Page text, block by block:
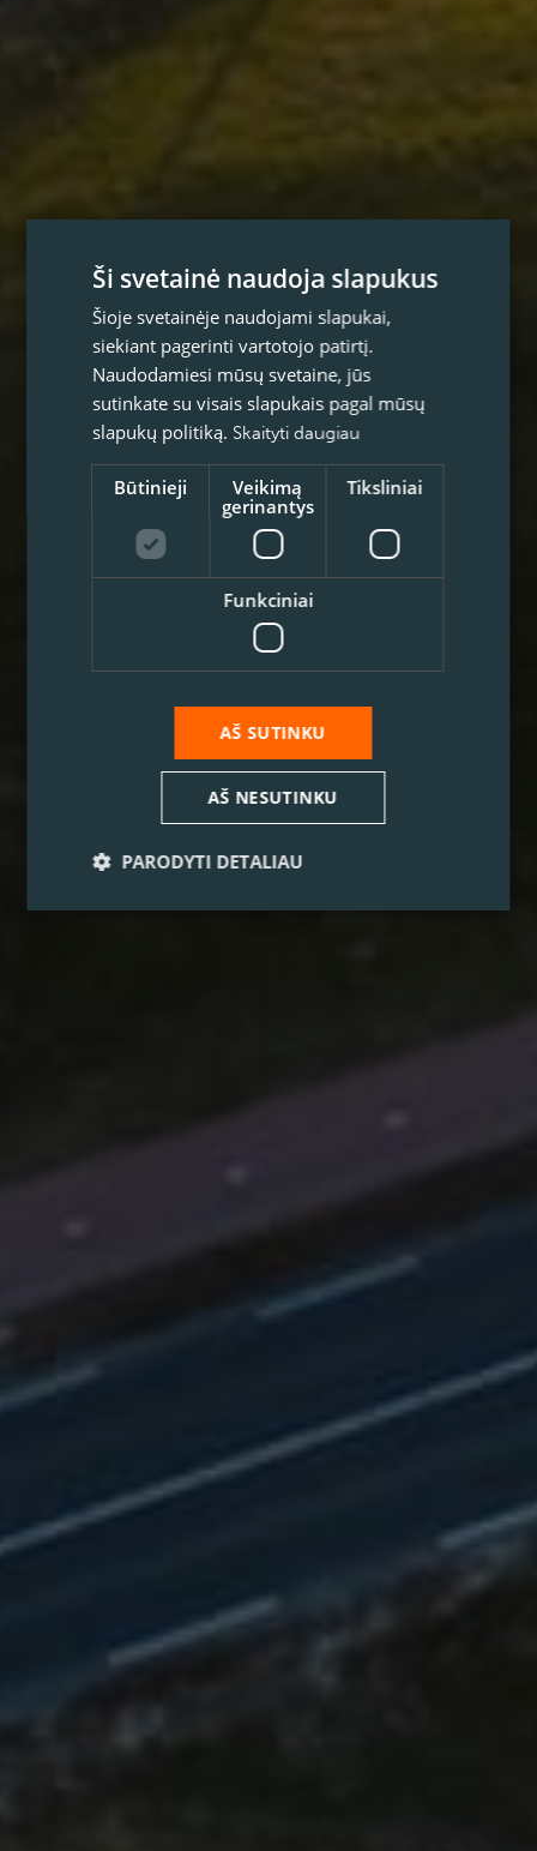
Ši svetainė naudoja slapukus
Šioje svetainėje naudojami slapukai,
siekiant pagerinti vartotojo patirtį.
Naudodamiesi mūsų svetaine, jūs
sutinkate su visais slapukais pagal mūsų
slapukų politiką. Skaityti daugiau
Būtinieji
Veikimą
gerinantys
Tiksliniai
Funkciniai
AŠ SUTINKU
AŠ NESUTINKU
PARODYTI DETALIAU